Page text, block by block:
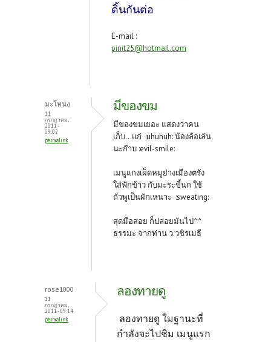
ดิ้นกันต่อ
E-mail :
pinit25@hotmail.com
มะโหน่ง
11
กรกฎาคม,
2011 -
09:02
permalink
มีของขม
มีของขมเยอะ แสดงว่าคน
เก็บ...แก่ :uhuhuh: น้องล้อเล่น
นะก๊าบ :evil-smile:
เมนูแกงเผ็ดหมูย่างเมืองตรัง
ใส่ฟักข้าว กับมะระขี้นก ใช้
ถั่วพูเป็นผักเหนาะ :sweating:
สุดมือสอย ก็ปล่อยมันไป^^
ธรรมะ จากท่าน ว.วชิรเมธี
rose1000
11
กรกฎาคม,
2011 - 09:14
permalink
ลองทายดู
ลองทายดู ใมฐานะที่
กำลังจะไปชิม เมนูแรก